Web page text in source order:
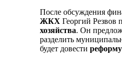
После обсуждения
ЖКХ Георгий Резвов
хозяйства. Он
разделить
будет довести